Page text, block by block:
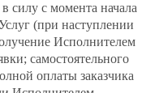
силу с момента начала
(при наступлении
Исполнителем
самостоятельного
оплаты заказчика